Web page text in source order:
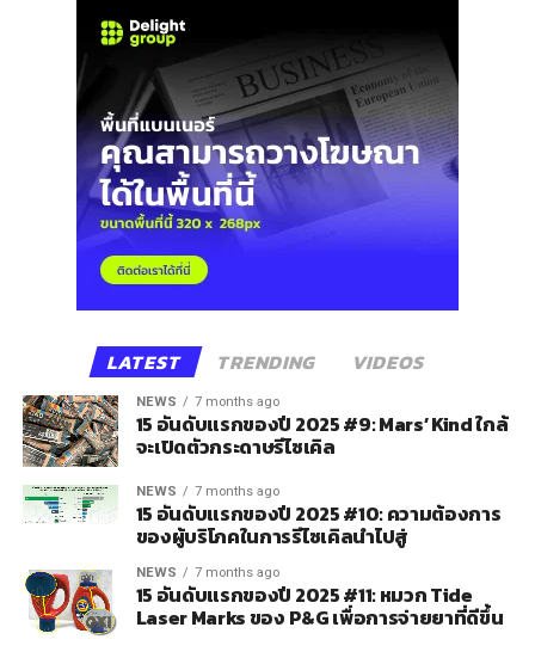
LATEST TRENDING VIDEOS
NEWS 7 months ago
15 อันดับแรกของปี 2025 #9: Mars’ Kind ใกล้
จะเปิดตัวกระดาษรีไซเคิล
NEWS 7 months ago
15 อันดับแรกของปี 2025 #10: ความต้องการ
ของผู้บริโภคในการรีไซเคิลนำไปสู่
NEWS 7 months ago
15 อันดับแรกของปี 2025 #11: หมวก Tide
Laser Marks ของ P&G เพื่อการจ่ายยาที่ดีขึ้น